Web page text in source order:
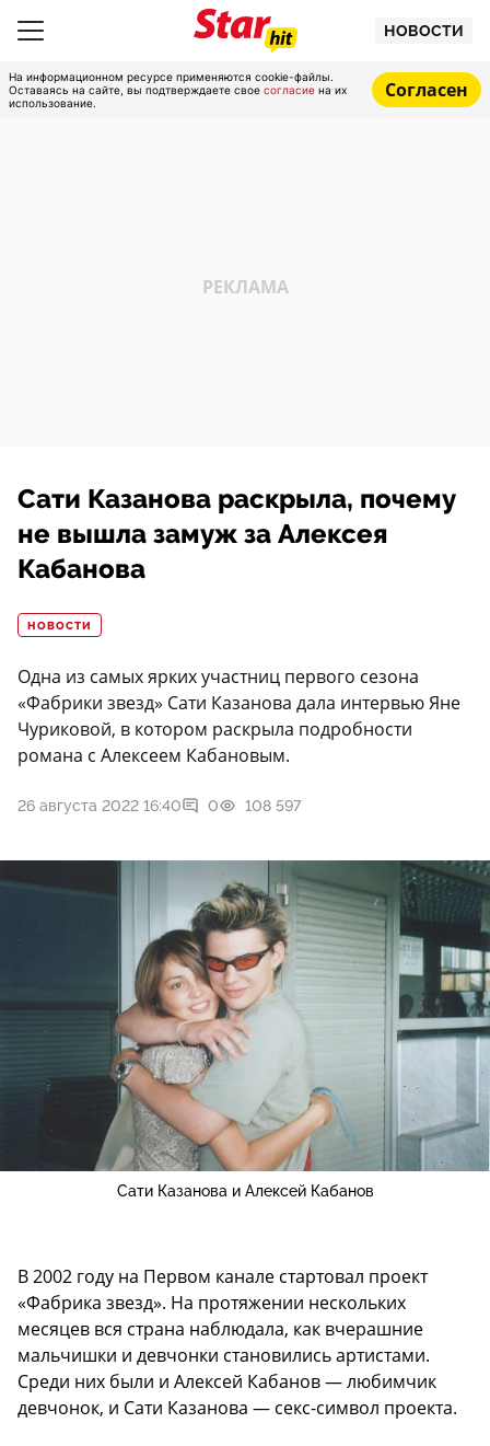
НОВОСТИ
На информационном ресурсе применяются cookie-файлы.
Оставаясь на сайте, вы подтверждаете свое согласие на их
использование.
Согласен
Сати Казанова раскрыла, почему
не вышла замуж за Алексея
Кабанова
НОВОСТИ
Одна из самых ярких участниц первого сезона
«Фабрики звезд» Сати Казанова дала интервью Яне
Чуриковой, в котором раскрыла подробности
романа с Алексеем Кабановым.
26 августа 2022 16:40 0 108 597
Сати Казанова и Алексей Кабанов
В 2002 году на Первом канале стартовал проект
«Фабрика звезд». На протяжении нескольких
месяцев вся страна наблюдала, как вчерашние
мальчишки и девчонки становились артистами.
Среди них были и Алексей Кабанов — любимчик
девчонок, и Сати Казанова — секс-символ проекта.